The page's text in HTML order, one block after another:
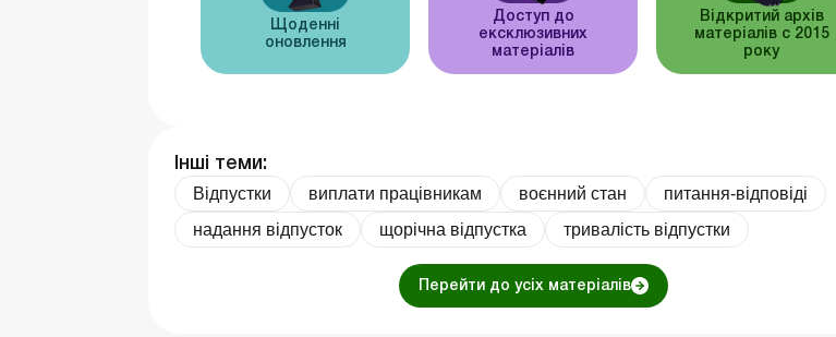
Щоденні
оновлення
Доступ до
ексклюзивних
матеріалів
Відкритий архів
матеріалів c 2015
року
Інші теми:
Відпустки виплати працівникам воєнний стан
питання-відповіді
надання відпусток
щорічна відпустка тривалість відпустки
Перейти до усіх матеріалів